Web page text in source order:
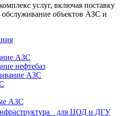
услуг, включая поставку
объектов АЗС и
АЗС
нефтебаз
АЗС
АЗС
для ЦОД и ДГУ